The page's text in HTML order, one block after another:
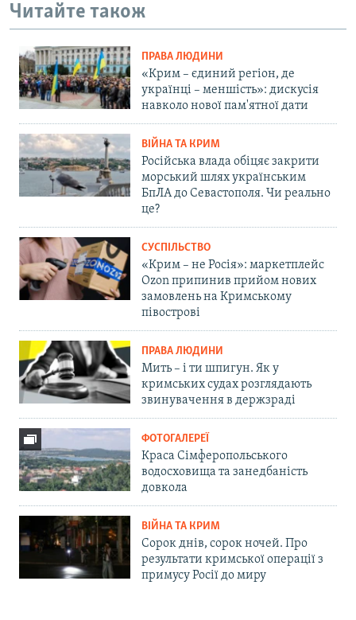
Читайте також
ПРАВА ЛЮДИНИ
«Крим – єдиний регіон, де
українці – меншість»: дискусія
навколо нової пам'ятної дати
ВІЙНА ТА КРИМ
Російська влада обіцяє закрити
морський шлях українським
БпЛА до Севастополя. Чи реально
це?
СУСПІЛЬСТВО
«Крим – не Росія»: маркетплейс
Ozon припинив прийом нових
замовлень на Кримському
півострові
ПРАВА ЛЮДИНИ
Мить – і ти шпигун. Як у
кримських судах розглядають
звинувачення в держзраді
ФОТОГАЛЕРЕЇ
Краса Сімферопольського
водосховища та занедбаність
довкола
ВІЙНА ТА КРИМ
Сорок днів, сорок ночей. Про
результати кримської операції з
примусу Росії до миру